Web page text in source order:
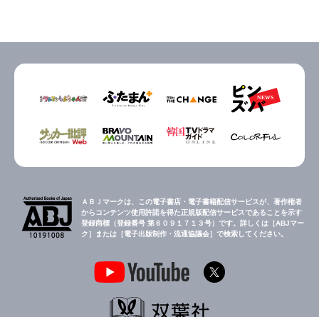
ＡＢＪマークは、この電子書店・電子書籍配信サービスが、著作権者
からコンテンツ使用許諾を得た正規版配信サービスであることを示す
登録商標（登録番号 第６０９１７１３号）です。詳しくは［ABJマー
ク］または［電子出版制作・流通協議会］で検索してください。